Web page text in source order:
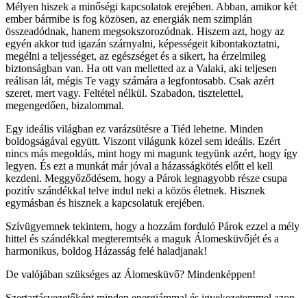
Mélyen hiszek a minőségi kapcsolatok erejében. Abban, amikor két
ember bármibe is fog közösen, az energiák nem szimplán
összeadódnak, hanem megsokszorozódnak. Hiszem azt, hogy az
egyén akkor tud igazán szárnyalni, képességeit kibontakoztatni,
megélni a teljességet, az egészséget és a sikert, ha érzelmileg
biztonságban van. Ha ott van melletted az a Valaki, aki teljesen
reálisan lát, mégis Te vagy számára a legfontosabb. Csak azért
szeret, mert vagy. Feltétel nélkül. Szabadon, tisztelettel,
megengedően, bizalommal.
Egy ideális világban ez varázsütésre a Tiéd lehetne. Minden
boldogságával együtt. Viszont világunk közel sem ideális. Ezért
nincs más megoldás, mint hogy mi magunk tegyünk azért, hogy így
legyen. És ezt a munkát már jóval a házasságkötés előtt el kell
kezdeni. Meggyőződésem, hogy a Párok legnagyobb része csupa
pozitív szándékkal telve indul neki a közös életnek. Hisznek
egymásban és hisznek a kapcsolatuk erejében.
Szívügyemnek tekintem, hogy a hozzám forduló Párok ezzel a mély
hittel és szándékkal megteremtsék a maguk Álomesküvőjét és a
harmonikus, boldog Házasság felé haladjanak!
De valójában szükséges az Álomesküvő? Mindenképpen!